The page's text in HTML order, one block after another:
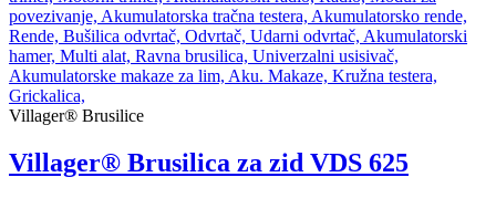
Villager® Brusilice
Villager® Brusilica za zid VDS 625